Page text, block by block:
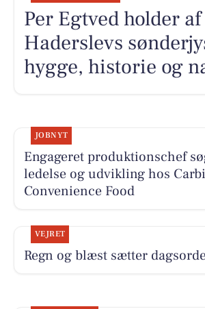
Per Egtved holder af
Haderslevs
hygge, historie og
JOBNYT
Engageret produktionschef
ledelse og udvikling hos
Convenience Food
VEJRET
Regn og blæst sætter